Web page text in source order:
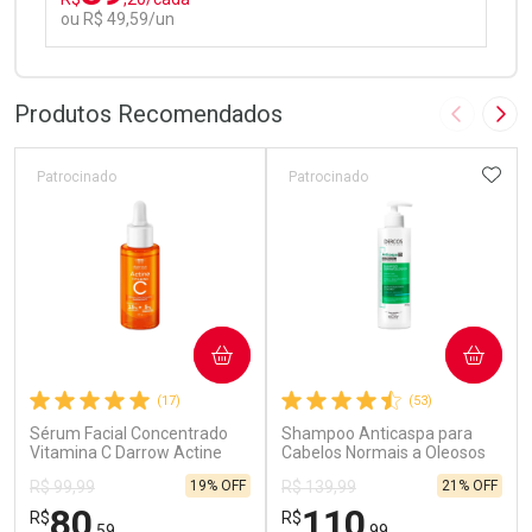
ou R$ 49,59/un
Laboratório
Ativar Desconto
Comprar sem Desconto
Por R$ 49,59/cada
Por Menos
Comprar sem Desconto
Por R$ 49,59/cada
Produtos Recomendados Imagem
(17)
Sérum Facial Concentrado
Vitamina C Darrow Actine
Patrocinado
R$ 99,99
R$
19% OFF
COMPRAR
(53)
Shampoo Anticaspa para
Cabelos Normais a Oleosos
Vichy Dercos DS 300g
Patrocinado
R$ 139,99
R$
21% OFF
COMPRAR